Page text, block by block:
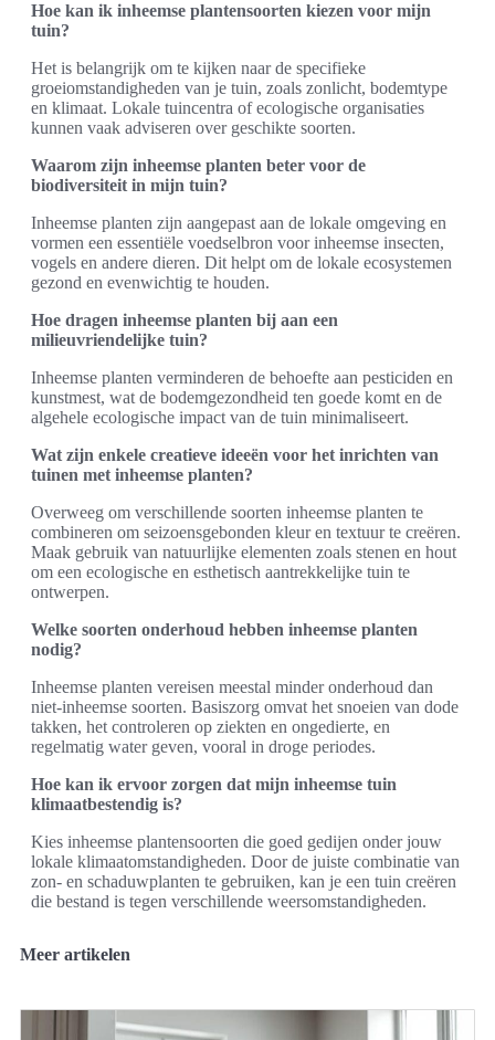
Hoe kan ik inheemse plantensoorten kiezen voor mijn
tuin?
Het is belangrijk om te kijken naar de specifieke
groeiomstandigheden van je tuin, zoals zonlicht, bodemtype
en klimaat. Lokale tuincentra of ecologische organisaties
kunnen vaak adviseren over geschikte soorten.
Waarom zijn inheemse planten beter voor de
biodiversiteit in mijn tuin?
Inheemse planten zijn aangepast aan de lokale omgeving en
vormen een essentiële voedselbron voor inheemse insecten,
vogels en andere dieren. Dit helpt om de lokale ecosystemen
gezond en evenwichtig te houden.
Hoe dragen inheemse planten bij aan een
milieuvriendelijke tuin?
Inheemse planten verminderen de behoefte aan pesticiden en
kunstmest, wat de bodemgezondheid ten goede komt en de
algehele ecologische impact van de tuin minimaliseert.
Wat zijn enkele creatieve ideeën voor het inrichten van
tuinen met inheemse planten?
Overweeg om verschillende soorten inheemse planten te
combineren om seizoensgebonden kleur en textuur te creëren.
Maak gebruik van natuurlijke elementen zoals stenen en hout
om een ecologische en esthetisch aantrekkelijke tuin te
ontwerpen.
Welke soorten onderhoud hebben inheemse planten
nodig?
Inheemse planten vereisen meestal minder onderhoud dan
niet-inheemse soorten. Basiszorg omvat het snoeien van dode
takken, het controleren op ziekten en ongedierte, en
regelmatig water geven, vooral in droge periodes.
Hoe kan ik ervoor zorgen dat mijn inheemse tuin
klimaatbestendig is?
Kies inheemse plantensoorten die goed gedijen onder jouw
lokale klimaatomstandigheden. Door de juiste combinatie van
zon- en schaduwplanten te gebruiken, kan je een tuin creëren
die bestand is tegen verschillende weersomstandigheden.
Meer artikelen